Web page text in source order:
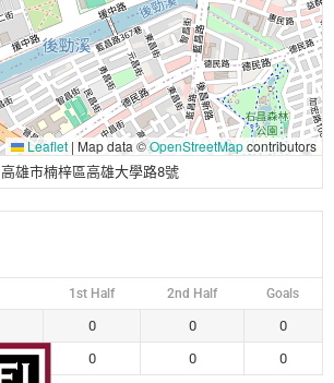
Leaflet | Map data ©OpenStreetMapcontributors
高雄市楠梓區高雄大學路8號
1st Half 2nd Half Goals
0 0
0
0 0 0